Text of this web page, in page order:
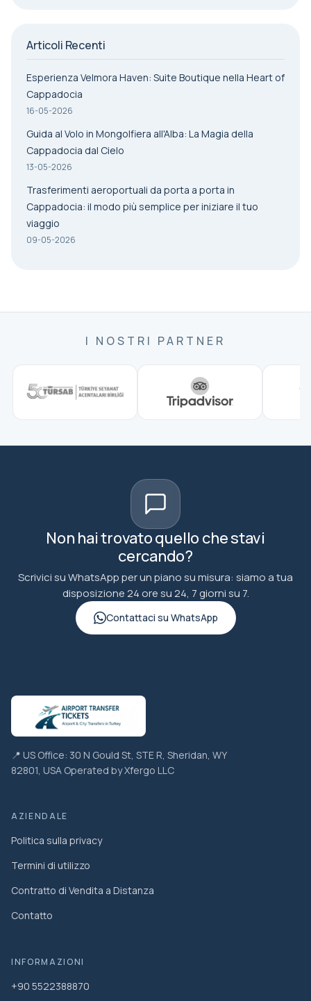
Articoli Recenti
Esperienza Velmora Haven: Suite Boutique nella Heart of
Cappadocia
16-05-2026
Guida al Volo in Mongolfiera all'Alba: La Magia della
Cappadocia dal Cielo
13-05-2026
Trasferimenti aeroportuali da porta a porta in
Cappadocia: il modo più semplice per iniziare il tuo
viaggio
09-05-2026
I NOSTRI PARTNER
Non hai trovato quello che stavi
cercando?
Scrivici su WhatsApp per un piano su misura: siamo a tua
disposizione 24 ore su 24, 7 giorni su 7.
Contattaci su WhatsApp
📍 US Office: 30 N Gould St, STE R, Sheridan, WY
82801, USA Operated by Xfergo LLC
AZIENDALE
Politica sulla privacy
Termini di utilizzo
Contratto di Vendita a Distanza
Contatto
INFORMAZIONI
+90 5522388870